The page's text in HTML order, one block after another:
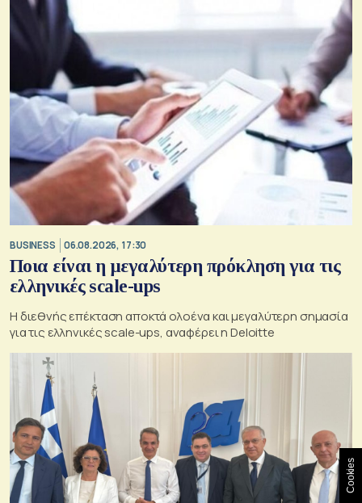
BUSINESS 06.08.2026, 17:30
Ποια είναι η μεγαλύτερη πρόκληση για τις
ελληνικές scale-ups
Η διεθνής επέκταση αποκτά ολοένα και μεγαλύτερη σημασία
για τις ελληνικές scale-ups, αναφέρει η Deloitte
Cookies